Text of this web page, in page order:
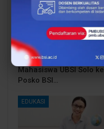
Dosen Pembimbing
Lapangan Dampingi
Keberangkatan
Mahasiswa UBSI Solo ke
Posko BSI…
EDUKASI